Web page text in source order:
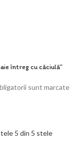
întreg cu căciulă”
sunt marcate
5 din 5 stele